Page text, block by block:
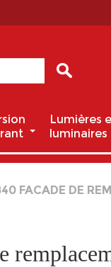
Lumières
luminaires
FACADE DE